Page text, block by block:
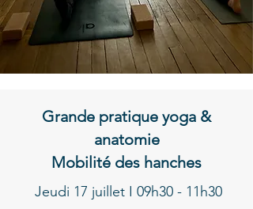
Grande pratique yoga &
anatomie
Mobilité des hanches
Jeudi 17 juillet I 09h30 - 11h30